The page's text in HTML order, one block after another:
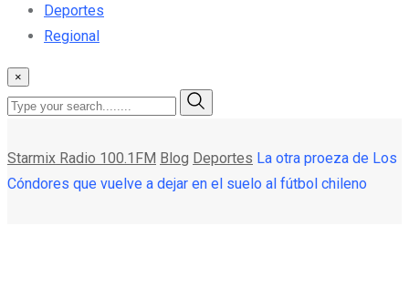
Deportes
Regional
×
Starmix Radio 100.1FM Blog Deportes La otra proeza de Los
Cóndores que vuelve a dejar en el suelo al fútbol chileno